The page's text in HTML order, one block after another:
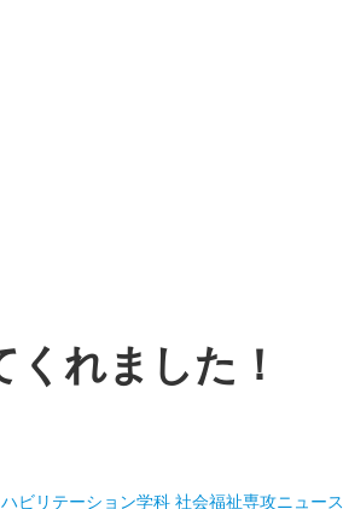
れました！
ビリテーション学科 社会福祉専攻ニュース